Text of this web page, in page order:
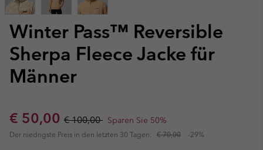
Winter Pass™ Reversible
Sherpa Fleece Jacke für
Männer
Sale price:
€ 50,00 Regular price:
€ 100,00 Sparen Sie 50%
Der niedrigste Preis in den letzten 30 Tagen: € 70,00 -29%